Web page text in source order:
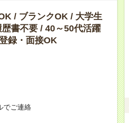
/ ブランクOK / 大学生
書不要 / 40～50代活躍
録・面接OK
でご連絡